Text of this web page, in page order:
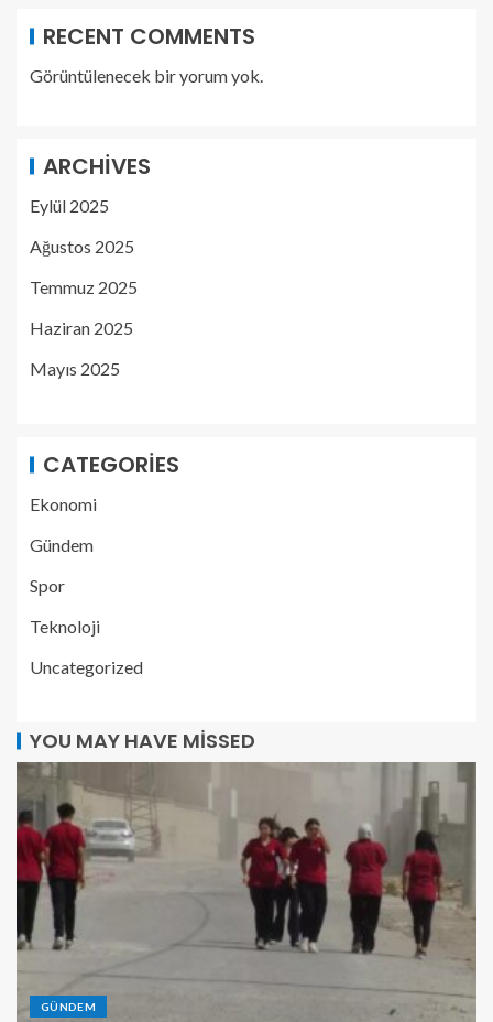
RECENT COMMENTS
Görüntülenecek bir yorum yok.
ARCHIVES
Eylül 2025
Ağustos 2025
Temmuz 2025
Haziran 2025
Mayıs 2025
CATEGORIES
Ekonomi
Gündem
Spor
Teknoloji
Uncategorized
YOU MAY HAVE MISSED
GÜNDEM